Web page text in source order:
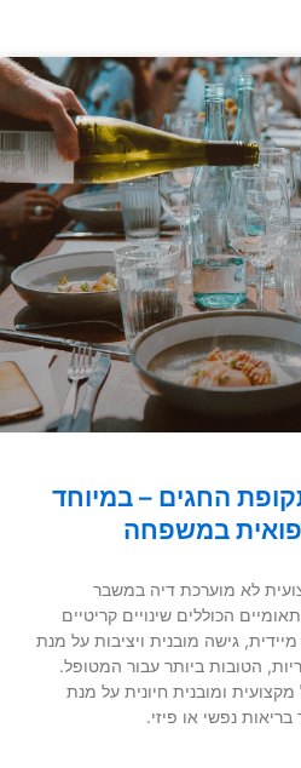
החגים – במיוחד
במשפחה
לא מוערכת דיה במשבר
הכוללים שינויים קריטיים
גישה מובנית ויציבות על מנת
הטובות ביותר עבור המטופל.
מקצועית ומובנית חיונית על מנת
נפשי או פיזי.